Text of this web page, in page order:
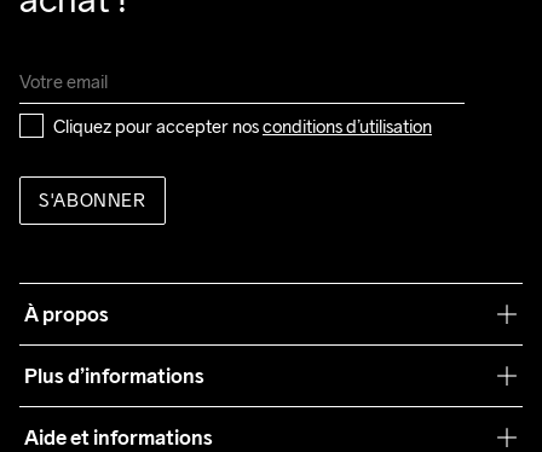
Cliquez pour accepter nos conditions d’utilisation
S'ABONNER
À propos
Plus d’informations
Aide et informations